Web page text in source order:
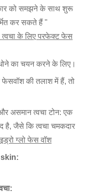
को समझने के साथ शुरू
कर सकते हैं "
त्वचा के लिए परफेक्ट फेस
का चयन करने के लिए।
फेसवॉश की तलाश में हैं, तो
असमान त्वचा टोन: एक
है, जैसे कि त्वचा चमकदार
ग्लो फेस वॉश